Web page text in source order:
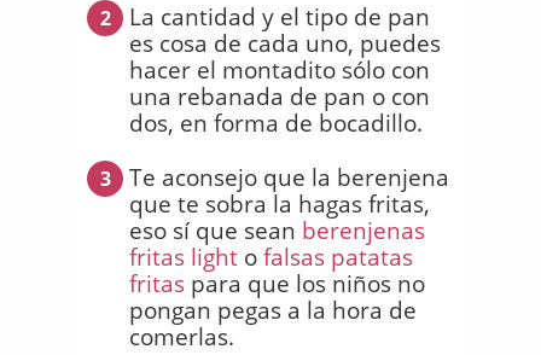
2
La cantidad y el tipo de pan
es cosa de cada uno, puedes
hacer el montadito sólo con
una rebanada de pan o con
dos, en forma de bocadillo.
3
Te aconsejo que la berenjena
que te sobra la hagas fritas,
eso sí que sean berenjenas
fritas light ofalsas patatas
fritas para que los niños no
pongan pegas a la hora de
comerlas.